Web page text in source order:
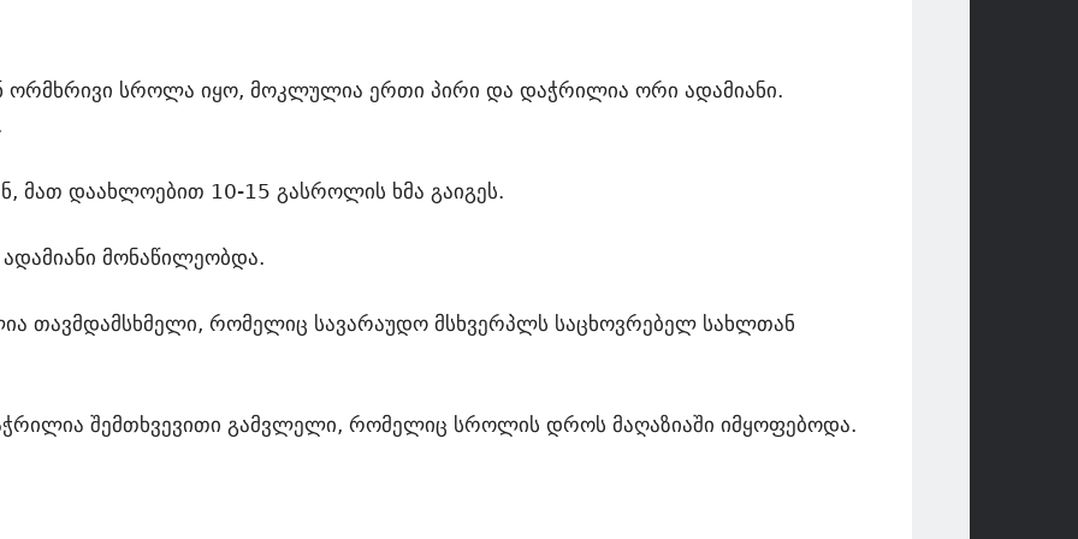
ორმხრივი სროლა იყო, მოკლულია ერთი პირი და დაჭრილია ორი ადამიანი.
მათ დაახლოებით 10-15 გასროლის ხმა გაიგეს.
მონაწილეობდა.
თავმდამსხმელი, რომელიც სავარაუდო მსხვერპლს საცხოვრებელ სახლთან
შემთხვევითი გამვლელი, რომელიც სროლის დროს მაღაზიაში იმყოფებოდა.